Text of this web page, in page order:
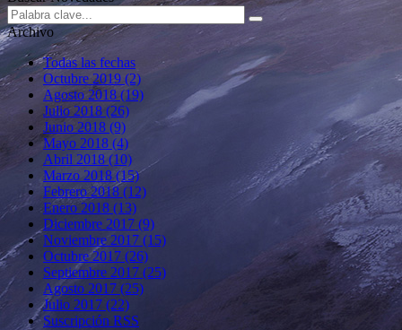
Archivo
Todas las fechas
Octubre 2019 (2)
Agosto 2018 (19)
Julio 2018 (26)
Junio 2018 (9)
Mayo 2018 (4)
Abril 2018 (10)
Marzo 2018 (15)
Febrero 2018 (12)
Enero 2018 (13)
Diciembre 2017 (9)
Noviembre 2017 (15)
Octubre 2017 (26)
Septiembre 2017 (25)
Agosto 2017 (25)
Julio 2017 (22)
Suscripción RSS